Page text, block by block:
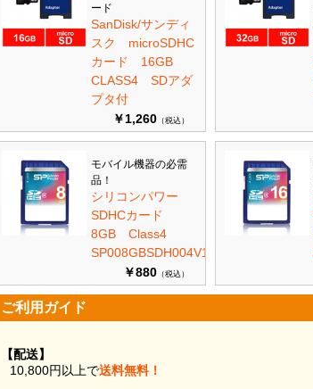
ード
SanDisk/サンディ
スク microSDHC
カード 16GB
CLASS4 SDアダ
プタ付
￥1,260 （税込）
モバイル機器の必需
品！
シリコンパワー
SDHCカード
8GB Class4
SP008GBSDH004V10
￥880 （税込）
ご利用ガイド
【配送】
10,800円以上で送料無料！